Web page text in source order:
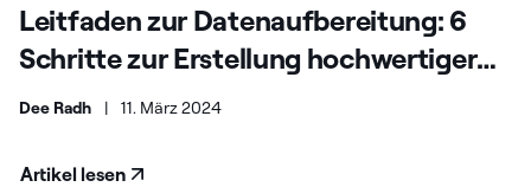
Leitfaden zur Datenaufbereitung: 6
Schritte zur Erstellung hochwertiger
GenAI-Modelle
Dee Radh | 11. März 2024
Artikel lesen